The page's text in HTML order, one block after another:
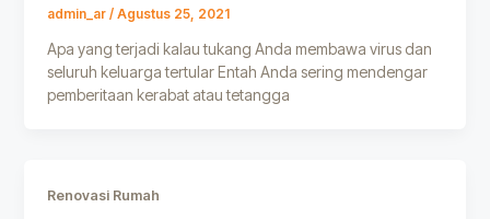
admin_ar / Agustus 25, 2021
Apa yang terjadi kalau tukang Anda membawa virus dan
seluruh keluarga tertular Entah Anda sering mendengar
pemberitaan kerabat atau tetangga
Renovasi Rumah